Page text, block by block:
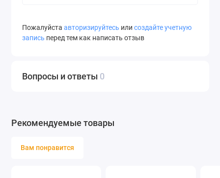
Пожалуйста авторизируйтесь или создайте учетную
запись перед тем как написать отзыв
Вопросы и ответы 0
Рекомендуемые товары
Вам понравится